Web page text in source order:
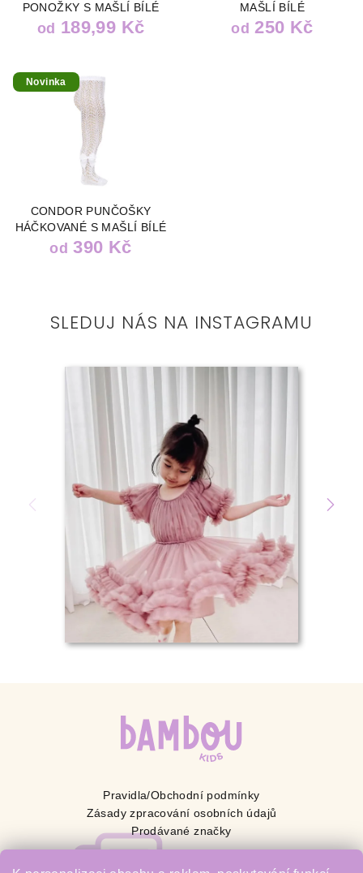
PONOŽKY S MAŠLÍ BÍLÉ
od 189,99 Kč
MAŠLÍ BÍLÉ
od 250 Kč
Novinka
CONDOR PUNČOŠKY
HÁČKOVANÉ S MAŠLÍ BÍLÉ
od 390 Kč
SLEDUJ NÁS NA INSTAGRAMU
Pravidla/Obchodní podmínky
Zásady zpracování osobních údajů
Prodávané značky